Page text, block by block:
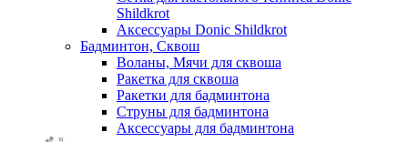
Shildkrot
Аксессуары Donic Shildkrot
Бадминтон, Сквош
Воланы, Мячи для сквоша
Ракетка для сквоша
Ракетки для бадминтона
Струны для бадминтона
Аксессуары для бадминтона